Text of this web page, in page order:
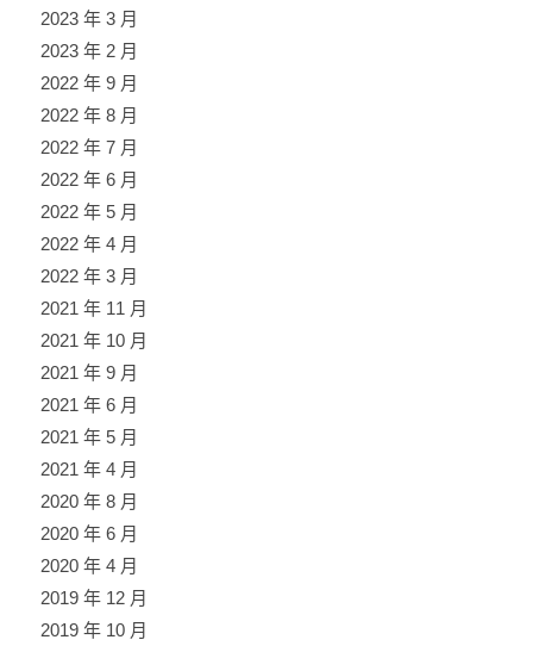
2023 年 3 月
2023 年 2 月
2022 年 9 月
2022 年 8 月
2022 年 7 月
2022 年 6 月
2022 年 5 月
2022 年 4 月
2022 年 3 月
2021 年 11 月
2021 年 10 月
2021 年 9 月
2021 年 6 月
2021 年 5 月
2021 年 4 月
2020 年 8 月
2020 年 6 月
2020 年 4 月
2019 年 12 月
2019 年 10 月